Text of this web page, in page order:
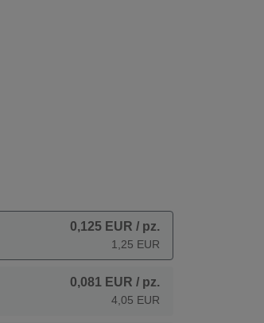
0,125 EUR / pz.
1,25 EUR
0,081 EUR / pz.
4,05 EUR